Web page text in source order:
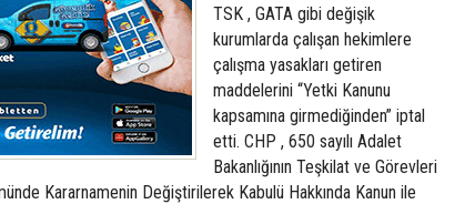
TSK , GATA gibi değişik
kurumlarda çalışan hekimlere
çalışma yasakları getiren
maddelerini “Yetki Kanunu
kapsamına girmediğinden” iptal
etti. CHP , 650 sayılı Adalet
Bakanlığının Teşkilat ve Görevleri
Kararnamenin Değiştirilerek Kabulü Hakkında Kanun ile